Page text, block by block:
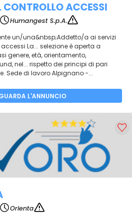
ACCESSI
Humangest S.p.A.
un/una&nbsp;Addetto/a ai servizi
La... selezione è aperta a
genere, età, orientamento,
nel... rispetto dei principi di pari
Sede di lavoro Alpignano -...
L'ANNUNCIO
Orienta